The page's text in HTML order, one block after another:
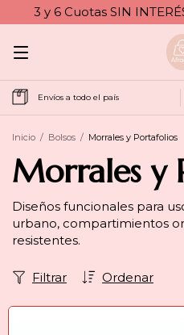
3 y 6 Cuotas SIN
Envíos a todo el país
Inicio / Bolsos / Morrales y Portafolios
Morrales y
Diseños funcionales para
urbano, compartimientos
resistentes.
Ordenar
Filtrar